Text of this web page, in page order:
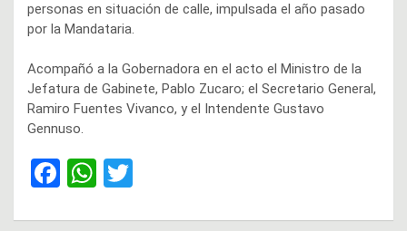
personas en situación de calle, impulsada el año pasado
por la Mandataria.
Acompañó a la Gobernadora en el acto el Ministro de la
Jefatura de Gabinete, Pablo Zucaro; el Secretario General,
Ramiro Fuentes Vivanco, y el Intendente Gustavo
Gennuso.
F
W